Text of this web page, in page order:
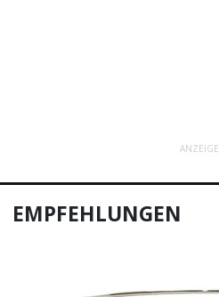
ANZEIGE
EMPFEHLUNGEN